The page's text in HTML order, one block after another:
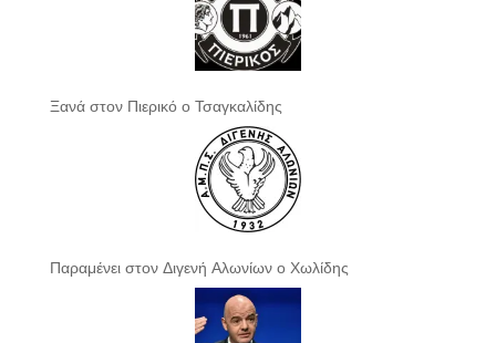
Ξανά στον Πιερικό ο Τσαγκαλίδης
Παραμένει στον Διγενή Αλωνίων ο Χωλίδης